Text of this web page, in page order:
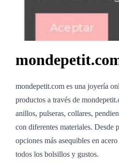
mondepetit.com es una joyería
productos a través de
anillos, pulseras, collares,
con diferentes materiales. Desde
opciones más asequibles en
todos los bolsillos y gustos.